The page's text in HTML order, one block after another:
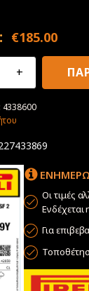
€185.00
4338600
Οι τιμές
Ενδέχεται
Για